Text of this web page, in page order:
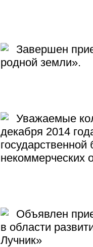
Завершен
родной земли».
Уважаемые
декабря 2014
некоммерческих
Объявлен
в области
Лучник»